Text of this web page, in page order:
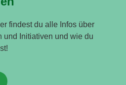
findest du alle Infos über
und Initiativen und wie du